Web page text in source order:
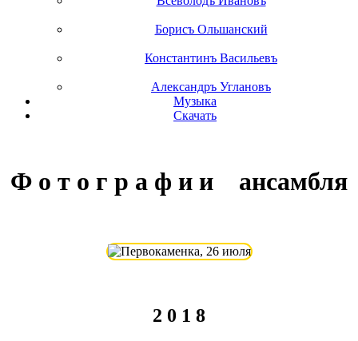
Борисъ Ольшанский
Константинъ Васильевъ
Александръ Углановъ
Музыка
Скачать
Ф о т о г р а ф и и ансамбля
2 0 1 8